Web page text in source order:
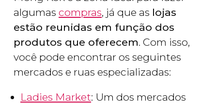
algumas compras, já que as lojas
estão reunidas em função dos
produtos que oferecem. Com isso,
você pode encontrar os seguintes
mercados e ruas especializadas:
Ladies Market: Um dos mercados